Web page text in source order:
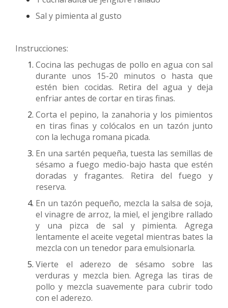
Sal y pimienta al gusto
Instrucciones:
Cocina las pechugas de pollo en agua con sal
durante unos 15-20 minutos o hasta que
estén bien cocidas. Retira del agua y deja
enfriar antes de cortar en tiras finas.
Corta el pepino, la zanahoria y los pimientos
en tiras finas y colócalos en un tazón junto
con la lechuga romana picada.
En una sartén pequeña, tuesta las semillas de
sésamo a fuego medio-bajo hasta que estén
doradas y fragantes. Retira del fuego y
reserva.
En un tazón pequeño, mezcla la salsa de soja,
el vinagre de arroz, la miel, el jengibre rallado
y una pizca de sal y pimienta. Agrega
lentamente el aceite vegetal mientras bates la
mezcla con un tenedor para emulsionarla.
Vierte el aderezo de sésamo sobre las
verduras y mezcla bien. Agrega las tiras de
pollo y mezcla suavemente para cubrir todo
con el aderezo.